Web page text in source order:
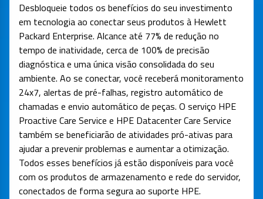
Desbloqueie todos os benefícios do seu investimento
em tecnologia ao conectar seus produtos à Hewlett
Packard Enterprise. Alcance até 77% de redução no
tempo de inatividade, cerca de 100% de precisão
diagnóstica e uma única visão consolidada do seu
ambiente. Ao se conectar, você receberá monitoramento
24x7, alertas de pré-falhas, registro automático de
chamadas e envio automático de peças. O serviço HPE
Proactive Care Service e HPE Datacenter Care Service
também se beneficiarão de atividades pró-ativas para
ajudar a prevenir problemas e aumentar a otimização.
Todos esses benefícios já estão disponíveis para você
com os produtos de armazenamento e rede do servidor,
conectados de forma segura ao suporte HPE.